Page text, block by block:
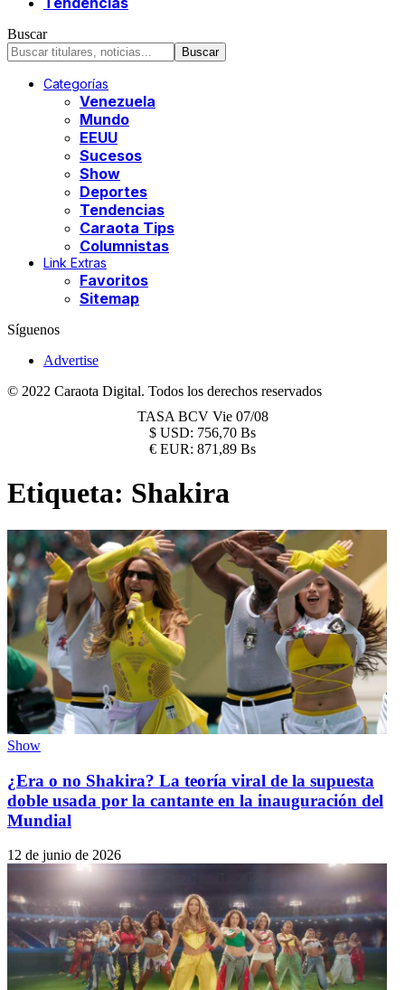
Buscar
Categorías
Venezuela
Mundo
EEUU
Sucesos
Show
Deportes
Tendencias
Caraota Tips
Columnistas
Link Extras
Favoritos
Sitemap
Síguenos
Advertise
© 2022 Caraota Digital. Todos los derechos reservados
TASA BCV Vie 07/08
$ USD: 756,70 Bs
€ EUR: 871,89 Bs
Etiqueta: Shakira
Show
¿Era o no Shakira? La teoría viral de la supuesta
doble usada por la cantante en la inauguración del
Mundial
12 de junio de 2026